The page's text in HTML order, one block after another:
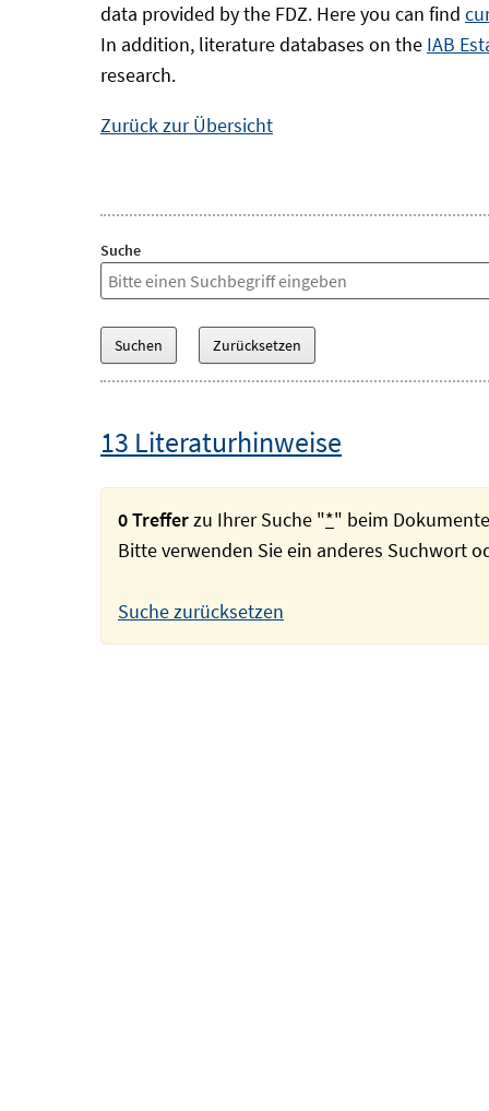
data provided by the FDZ. Here you can find
In addition, literature databases on the IAB
research.
Zurück zur Übersicht
Suche
13 Literaturhinweise
0 Trefferzu Ihrer Suche "*" beim
Bitte verwenden Sie ein anderes Suchwort
Suche zurücksetzen